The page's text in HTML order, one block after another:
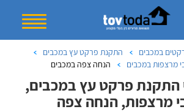
במכבים
התקנת פרקט עץ במכבים
מרצפות במכבים הנחה צפה במכבים
התקנת פרקט עץ במכבים,
מרצפות, הנחה צפה